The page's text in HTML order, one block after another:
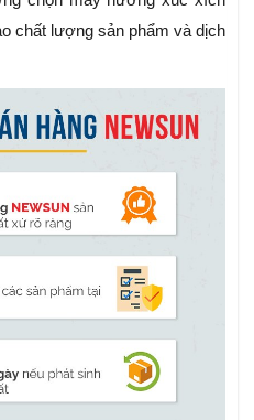
chất lượng sản phẩm và dịch